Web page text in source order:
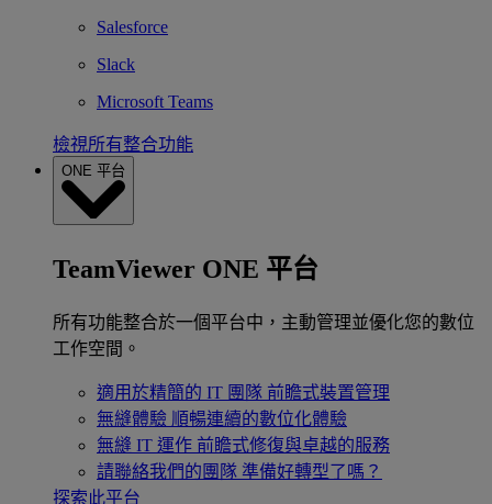
Salesforce
Slack
Microsoft Teams
檢視所有整合功能
ONE 平台
TeamViewer ONE 平台
所有功能整合於一個平台中，主動管理並優化您的數位
工作空間。
適用於精簡的 IT 團隊 前瞻式裝置管理
無縫體驗 順暢連續的數位化體驗
無縫 IT 運作 前瞻式修復與卓越的服務
請聯絡我們的團隊 準備好轉型了嗎？
探索此平台